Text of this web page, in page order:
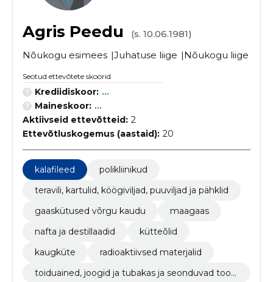
Agris Peedu
(s. 10.06.1981)
Nõukogu esimees Juhatuse liige Nõukogu liige
Seotud ettevõtete skoorid
Krediidiskoor: ...
Maineskoor: ...
Aktiivseid ettevõtteid: 2
Ettevõtluskogemus (aastaid): 20
kalafileed
polikliinikud
teravili, kartulid, köögiviljad, puuviljad ja pähklid
gaaskütused võrgu kaudu
maagaas
nafta ja destillaadid
kütteõlid
kaugküte
radioaktiivsed materjalid
toiduained, joogid ja tubakas ja seonduvad toot